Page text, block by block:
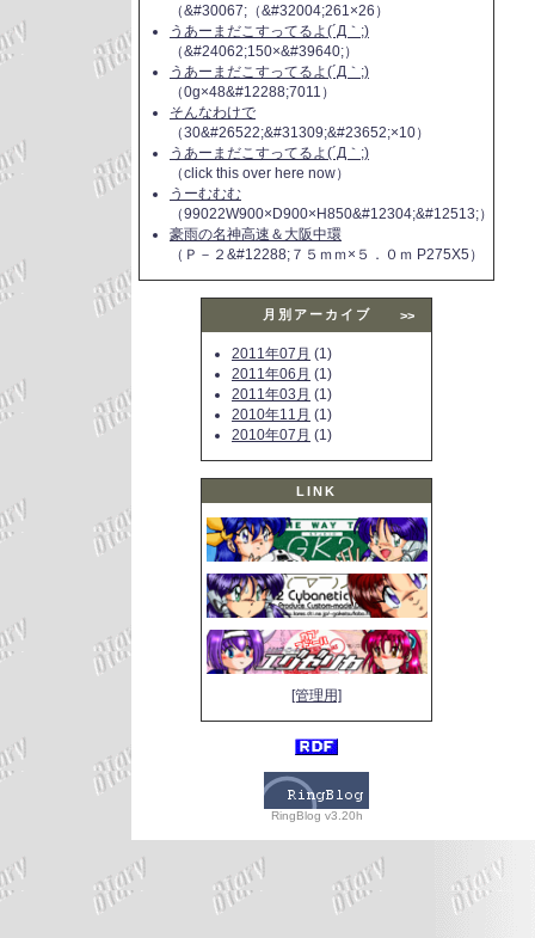
（&#30067;（&#32004;261×26）
うあーまだこすってるよ(´Д｀;)
（&#24062;150×&#39640;）
うあーまだこすってるよ(´Д｀;)
（0g×48&#12288;7011）
そんなわけで
（30&#26522;&#31309;&#23652;×10）
うあーまだこすってるよ(´Д｀;)
（click this over here now）
うーむむむ
（99022W900×D900×H850&#12304;&#12513;）
豪雨の名神高速＆大阪中環
（Ｐ－２&#12288;７５ｍｍ×５．０ｍ P275X5）
月別アーカイブ >>
2011年07月 (1)
2011年06月 (1)
2011年03月 (1)
2010年11月 (1)
2010年07月 (1)
LINK
[管理用]
RingBlog v3.20h